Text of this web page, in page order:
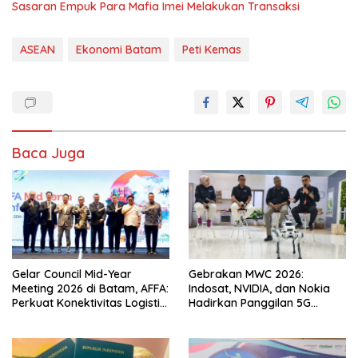
Sasaran Empuk Para Mafia Imei Melakukan Transaksi
ASEAN Ekonomi Batam Peti Kemas
Baca Juga
Gelar Council Mid-Year
Meeting 2026 di Batam, AFFA:
Perkuat Konektivitas Logistik
Gebrakan MWC 2026:
Indosat, NVIDIA, dan Nokia
Hadirkan Panggilan 5G